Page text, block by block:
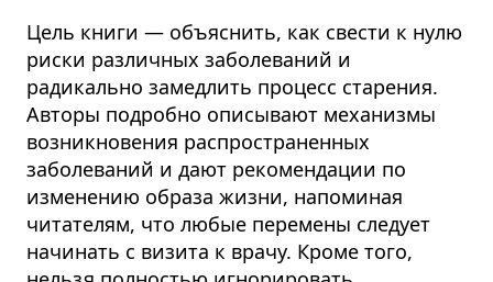
Цель книги — объяснить, как свести к нулю
риски различных заболеваний и
радикально замедлить процесс старения.
Авторы подробно описывают механизмы
возникновения распространенных
заболеваний и дают рекомендации по
изменению образа жизни, напоминая
читателям, что любые перемены следует
начинать с визита к врачу. Кроме того,